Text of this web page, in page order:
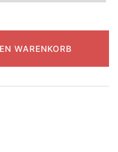
WARENKORB